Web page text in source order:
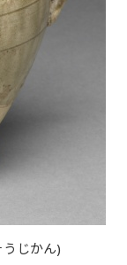
じかん)